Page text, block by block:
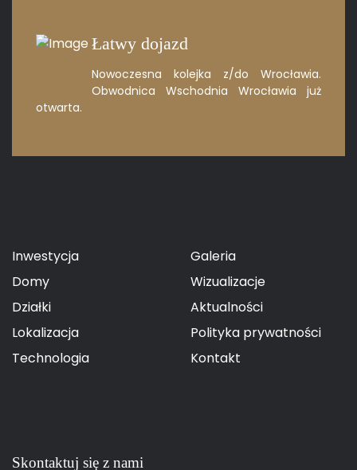
Łatwy dojazd
Nowoczesna kolejka z/do Wrocławia.
Obwodnica Wschodnia Wrocławia już
otwarta.
Inwestycja
Domy
Działki
Lokalizacja
Technologia
Galeria
Wizualizacje
Aktualności
Polityka prywatności
Kontakt
Skontaktuj się z nami